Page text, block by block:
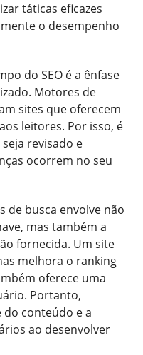
táticas eficazes
o desempenho
do SEO é a ênfase
Motores de
sites que oferecem
leitores. Por isso, é
revisado e
ocorrem no seu
de busca envolve não
mas também a
fornecida. Um site
melhora o ranking
oferece uma
Portanto,
conteúdo e a
ao desenvolver